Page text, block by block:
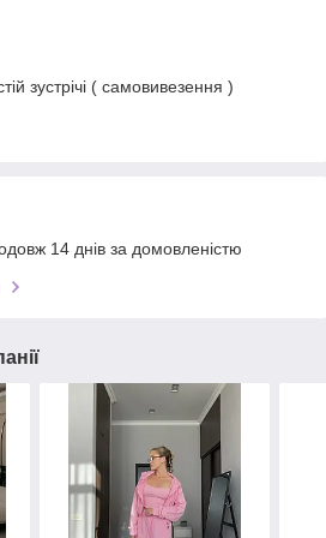
зустрічі ( самовивезення )
14 днів за домовленістю